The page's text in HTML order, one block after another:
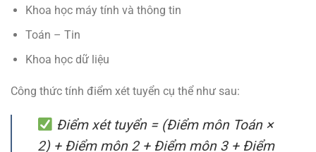
Khoa học máy tính và thông tin
Toán – Tin
Khoa học dữ liệu
Công thức tính điểm xét tuyển cụ thể như sau:
Điểm xét tuyển = (Điểm môn Toán ×
2) + Điểm môn 2 + Điểm môn 3 + Điểm